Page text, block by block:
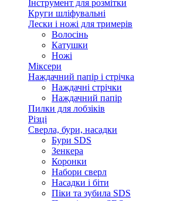
Інструмент для розмітки
Круги шліфувальні
Лески і ножі для тримерів
Волосінь
Катушки
Ножі
Міксери
Наждачний папір і стрічка
Наждачні стрічки
Наждачний папір
Пилки для лобзіків
Різці
Сверла, бури, насадки
Бури SDS
Зенкера
Коронки
Набори сверл
Насадки і біти
Піки та зубила SDS